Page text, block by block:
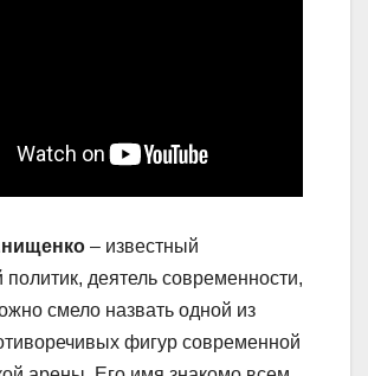
– известный
политик, деятель современности,
смело назвать одной из
фигур современной